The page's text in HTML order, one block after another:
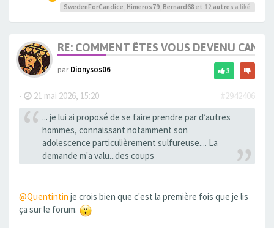
SwedenForCandice Himeros79 Bernard68 et 12 autres a liké
RE: COMMENT ÊTES VOUS DEVENU
parDionysos06 3
- 21 mai 2026, 15:20
#2942406
... je lui ai proposé de se faire prendre par d’autres
hommes, connaissant notamment son
adolescence particulièrement sulfureuse.... La
demande m'a valu...des coups
@Quentintin je crois bien que c'est la première fois que je lis
ça sur le forum.